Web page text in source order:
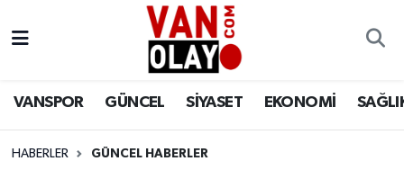
VANSPOR GÜNCEL SİYASET EKONOMİ
HABERLER GÜNCEL HABERLER
Siyaset
Van Nöbetçi Eczaneler
Van Namaz Vakitleri